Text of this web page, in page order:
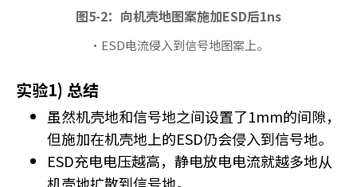
图5-2：向机壳地图案施加ESD后1ns
・ESD电流侵入到信号地图案上。
实验1) 总结
虽然机壳地和信号地之间设置了1mm的间隙，
但施加在机壳地上的ESD仍会侵入到信号地。
ESD充电电压越高，静电放电电流就越多地从